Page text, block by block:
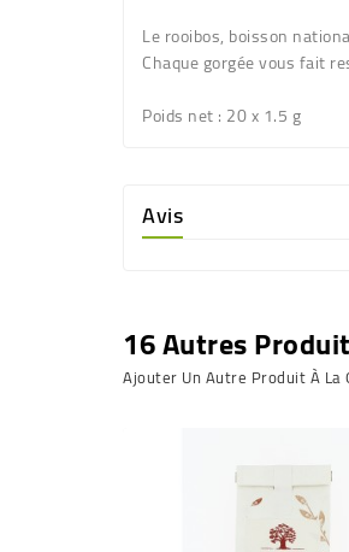
Le rooibos, boisson
Chaque gorgée vous fait
Poids net: 20 x 1.5 g
Avis
16 Autres
Ajouter Un Autre Produit À La